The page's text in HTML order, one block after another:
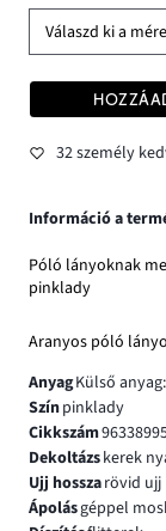
Válaszd ki a
32 személy
Információ a
Póló lányoknak
pinklady
Aranyos póló
AnyagKülső
Színpinklady
Cikkszám
Dekoltázskerek
Ujj hosszarövid ujj
Ápolásgéppel